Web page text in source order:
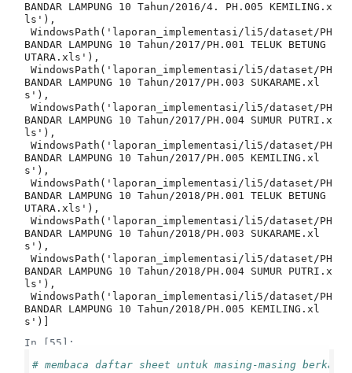
BANDAR LAMPUNG 10 Tahun/2016/4. PH.005 KEMILING.x
ls'),
BANDAR LAMPUNG 10 Tahun/2017/PH.001 TELUK BETUNG
UTARA.xls'),
BANDAR LAMPUNG 10 Tahun/2017/PH.003 SUKARAME.xl
s'),
BANDAR LAMPUNG 10 Tahun/2017/PH.004 SUMUR PUTRI.x
ls'),
BANDAR LAMPUNG 10 Tahun/2017/PH.005 KEMILING.xl
s'),
BANDAR LAMPUNG 10 Tahun/2018/PH.001 TELUK BETUNG
UTARA.xls'),
BANDAR LAMPUNG 10 Tahun/2018/PH.003 SUKARAME.xl
s'),
BANDAR LAMPUNG 10 Tahun/2018/PH.004 SUMUR PUTRI.x
ls'),
BANDAR LAMPUNG 10 Tahun/2018/PH.005 KEMILING.xl
s')]
In [55]:
# membaca daftar sheet untuk masing-masing berkas